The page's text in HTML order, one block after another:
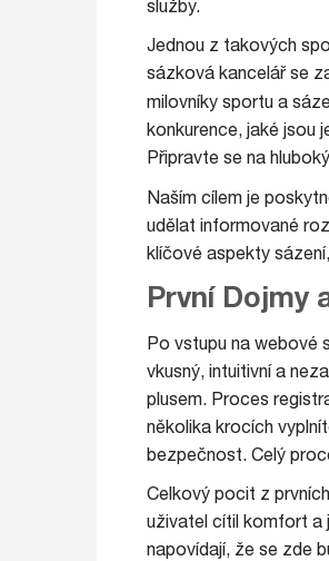
služby.
Jednou z takových
sázková kancelář se
milovníky sportu a
konkurence, jaké jsou
Připravte se na
Naším cílem je
udělat informované
klíčové aspekty
První Dojmy
Po vstupu na webové
vkusný, intuitivní a
plusem. Proces
několika krocích
bezpečnost. Celý
Celkový pocit z
uživatel cítil komfort a
napovídají, že se zde